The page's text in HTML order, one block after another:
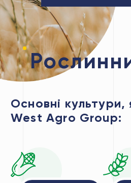
Основні культури,
West Agro Group: